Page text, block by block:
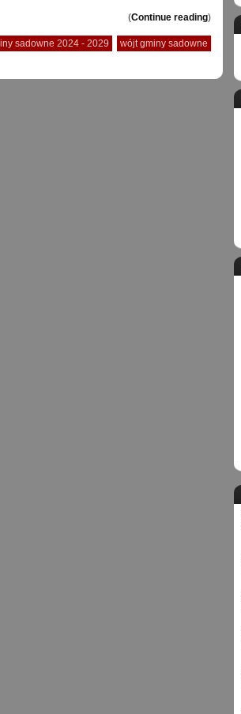
(Continue reading)
sadowne 2024 - 2029 wójt gminy sadowne